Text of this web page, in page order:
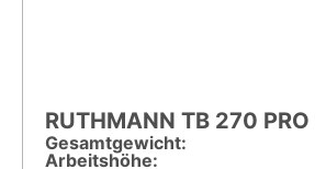
RUTHMANN TB 270 PRO
Gesamt­gewicht:
Arbeitshöhe: